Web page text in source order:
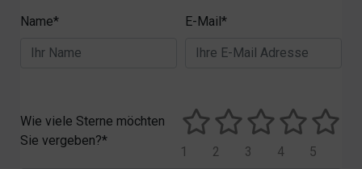
Name* E-Mail*
Wie viele Sterne möchten
Sie vergeben?*
5
4
3
2
1